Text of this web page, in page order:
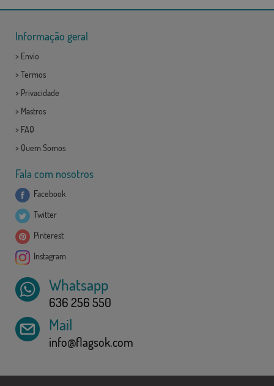
Informação geral
> Envio
> Termos
> Privacidade
> Mastros
> FAQ
> Quem Somos
Fala com nosotros
Facebook
Twitter
Pinterest
Instagram
Whatsapp
636 256 550
Mail
info@flagsok.com